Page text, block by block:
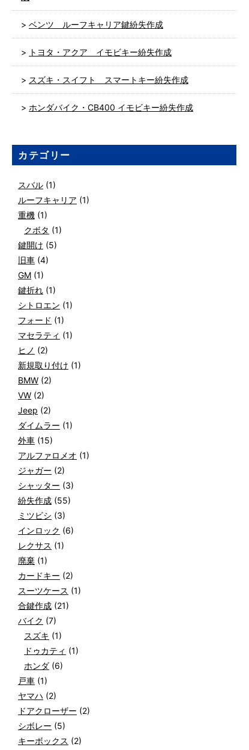
ベンツ ルーフキャリア鍵紛失作成
トヨタ・アクア イモビキー紛失作成
スズキ・スイフト スマートキー紛失作成
ホンダバイク・CB400 イモビキー紛失作成
カテゴリー
スバル (1)
ルーフキャリア (1)
重機 (1)
クボタ (1)
鍵開け (5)
旧車 (4)
GM (1)
鍵折れ (1)
シトロエン (1)
フォード (1)
マセラティ (1)
ヒノ (2)
新規取り付け (1)
BMW (2)
VW (2)
Jeep (2)
ダイムラー (1)
外車 (15)
アルファロメオ (1)
ジャガー (2)
シャッター (3)
紛失作成 (55)
ミツビシ (3)
インロック (6)
レクサス (1)
廃棄 (1)
カードキー (2)
スーツケース (1)
合鍵作成 (21)
バイク (7)
スズキ (1)
ドゥカティ (1)
ホンダ (6)
戸車 (1)
ヤマハ (2)
ドアクローザー (2)
シボレー (5)
キーボックス (2)